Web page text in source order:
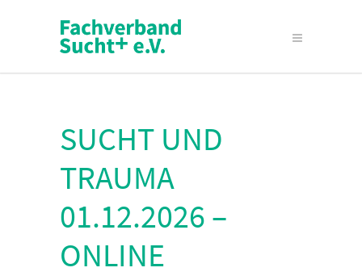
SUCHT UND
TRAUMA
01.12.2026 –
ONLINE